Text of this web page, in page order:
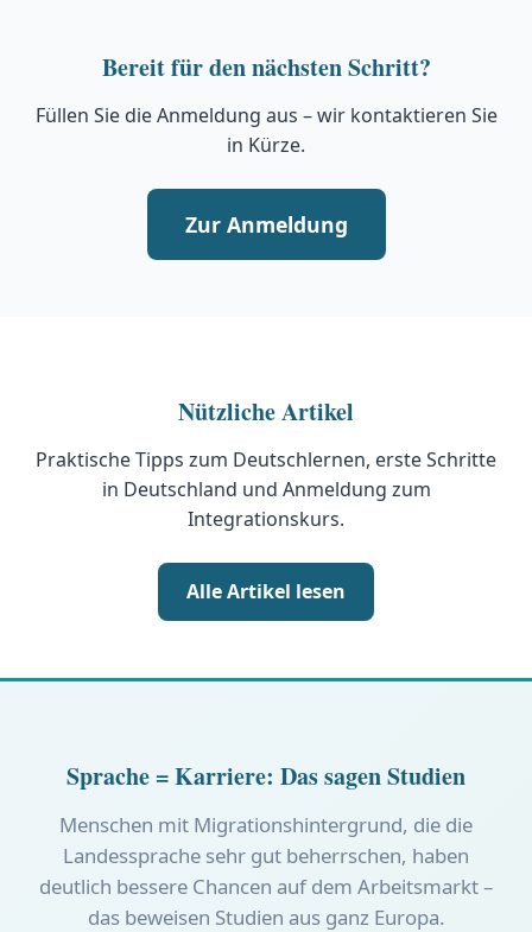
Bereit für den nächsten Schritt?
Füllen Sie die Anmeldung aus – wir kontaktieren Sie
in Kürze.
Zur Anmeldung
Nützliche Artikel
Praktische Tipps zum Deutschlernen, erste Schritte
in Deutschland und Anmeldung zum
Integrationskurs.
Alle Artikel lesen
Sprache = Karriere: Das sagen Studien
Menschen mit Migrationshintergrund, die die
Landessprache sehr gut beherrschen, haben
deutlich bessere Chancen auf dem Arbeitsmarkt –
das beweisen Studien aus ganz Europa.